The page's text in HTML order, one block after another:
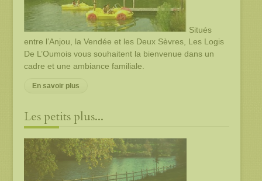
Situés
entre l’Anjou, la Vendée et les Deux Sèvres, Les Logis
De L’Oumois vous souhaitent la bienvenue dans un
cadre et une ambiance familiale.
En savoir plus
Les petits plus...